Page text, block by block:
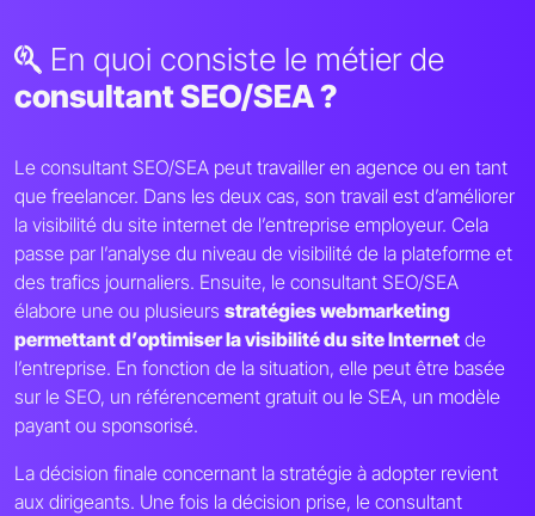
En quoi consiste le métier de
consultant SEO/SEA ?
Le consultant SEO/SEA peut travailler en agence ou en tant
que freelancer. Dans les deux cas, son travail est d’améliorer
la visibilité du site internet de l’entreprise employeur. Cela
passe par l’analyse du niveau de visibilité de la plateforme et
des trafics journaliers. Ensuite, le consultant SEO/SEA
élabore une ou plusieurs stratégies webmarketing
permettant d’optimiser la visibilité du site Internet de
l’entreprise. En fonction de la situation, elle peut être basée
sur le SEO, un référencement gratuit ou le SEA, un modèle
payant ou sponsorisé.
La décision finale concernant la stratégie à adopter revient
aux dirigeants. Une fois la décision prise, le consultant